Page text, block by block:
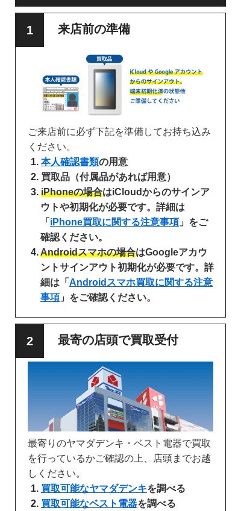
来店前の準備
ご来店前に必ず下記を準備してお持ち込み
ください。
本人確認書類の用意
買取品（付属品があれば用意）
iPhoneの場合はiCloudからのサインア
ウトや初期化が必要です。詳細は
「 iPhone買取に関する注意事項 」をご
確認ください。
Androidスマホの場合はGoogleアカウ
ントサインアウト初期化が必要です。詳
細は「 Androidスマホ買取に関する注意
事項 」をご確認ください。
最寄の店頭で買取受付
最寄りのヤマダデンキ・ベスト電器で買取
を行っているかご確認の上、店頭までお越
しください。
買取可能なヤマダデンキを調べる
買取可能なベスト電器を調べる